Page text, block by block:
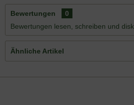
Bewertungen
0
Bewertungen lesen, schreiben und
Ähnliche Artikel